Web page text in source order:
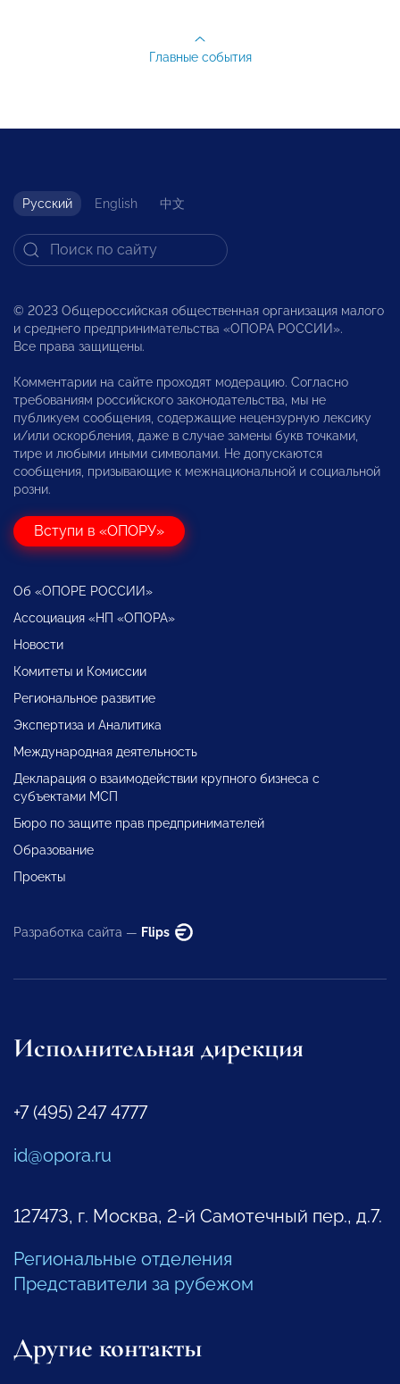
Главные события
Русский English 中文
© 2023 Общероссийская общественная организация малого
и среднего предпринимательства «ОПОРА РОССИИ».
Все права защищены.
Комментарии на сайте проходят модерацию. Согласно
требованиям российского законодательства, мы не
публикуем сообщения, содержащие нецензурную лексику
и/или оскорбления, даже в случае замены букв точками,
тире и любыми иными символами. Не допускаются
сообщения, призывающие к межнациональной и социальной
розни.
Вступи в «ОПОРУ»
Об «ОПОРЕ РОССИИ»
Ассоциация «НП «ОПОРА»
Новости
Комитеты и Комиссии
Региональное развитие
Экспертиза и Аналитика
Международная деятельность
Декларация о взаимодействии крупного бизнеса с
субъектами МСП
Бюро по защите прав предпринимателей
Образование
Проекты
Разработка сайта — Flips
Исполнительная дирекция
+7 (495) 247 4777
id@opora.ru
127473, г. Москва, 2-й Самотечный пер., д.7.
Региональные отделения
Представители за рубежом
Другие контакты